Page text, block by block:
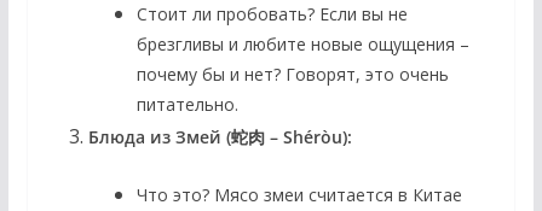
Стоит ли пробовать?Если вы не
брезгливы и любите новые ощущения –
почему бы и нет? Говорят, это очень
питательно.
Блюда из Змей (蛇肉 – Shéròu):
Что это?Мясо змеи считается в Китае